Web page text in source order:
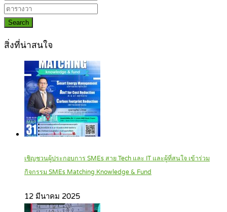
Search
สิ่งที่น่าสนใจ
เชิญชวนผู้ประกอบการ SMEs สาย Tech และ IT และผู้ที่สนใจ เข้าร่วม
กิจกรรม SMEs Matching Knowledge & Fund
12 มีนาคม 2025